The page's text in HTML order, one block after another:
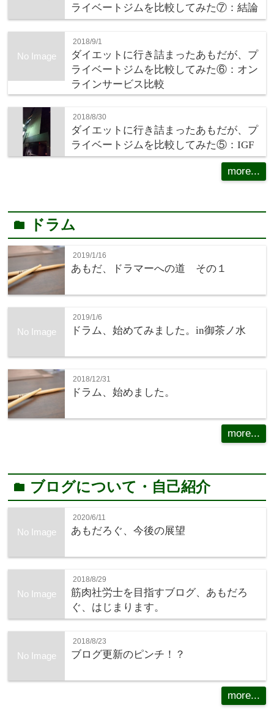
ライベートジムを比較してみた⑦：結論
No Image
2018/9/1
ダイエットに行き詰まったあもだが、プ
ライベートジムを比較してみた⑥：オン
ラインサービス比較
2018/8/30
ダイエットに行き詰まったあもだが、プ
ライベートジムを比較してみた⑤：IGF
more...
folder ドラム
2019/1/16
あもだ、ドラマーへの道 その１
No Image
2019/1/6
ドラム、始めてみました。in御茶ノ水
2018/12/31
ドラム、始めました。
more...
folder ブログについて・自己紹介
No Image
2020/6/11
あもだろぐ、今後の展望
No Image
2018/8/29
筋肉社労士を目指すブログ、あもだろ
ぐ、はじまります。
No Image
2018/8/23
ブログ更新のピンチ！？
more...